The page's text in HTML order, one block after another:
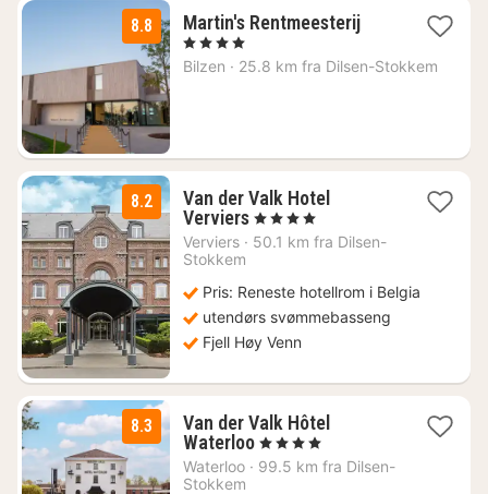
8.8 Martin's Rentmeesterij1
natt
fra
, 4 Stjerner
Bilzen · 25.8 km fra Dilsen-Stokkem
8.2
Van der Valk Hotel
Verviers1
natt
kr.
, 4 Stjerner
Verviers · 50.1 km fra Dilsen-
Stokkem
Pris: Reneste hotellrom i Belgia
utendørs svømmebasseng
Fjell Høy Venn
8.3
Van der Valk Hôtel
Waterloo1
natt
, 4 Stjerner
Waterloo · 99.5 km fra Dilsen-
Stokkem